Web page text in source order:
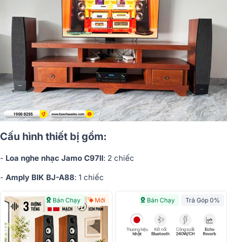
Cấu hình thiết bị gồm:
- Loa nghe nhạc Jamo C97II: 2 chiếc
- Amply BIK BJ-A88: 1 chiếc
Bán Chạy Mới Bán Chạy Trả Góp 0%